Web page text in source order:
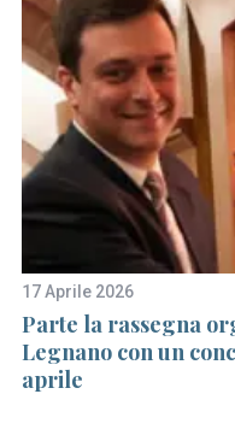
17 Aprile 2026
Parte la rassegna
Legnano con un
aprile